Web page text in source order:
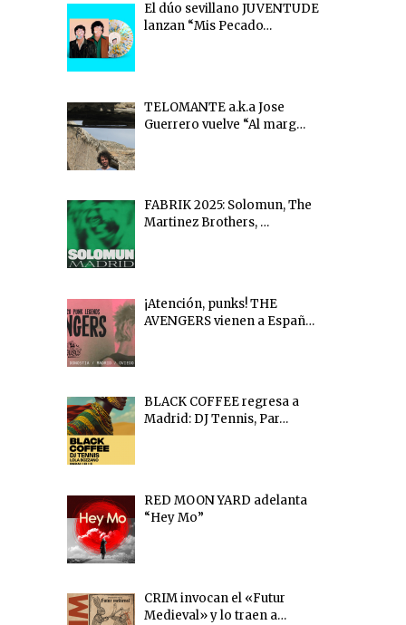
El dúo sevillano JUVENTUDE
lanzan “Mis Pecado…
TELOMANTE a.k.a Jose
Guerrero vuelve “Al marg…
FABRIK 2025: Solomun, The
Martinez Brothers, …
¡Atención, punks! THE
AVENGERS vienen a Españ…
BLACK COFFEE regresa a
Madrid: DJ Tennis, Par…
RED MOON YARD adelanta
“Hey Mo”
CRIM invocan el «Futur
Medieval» y lo traen a…